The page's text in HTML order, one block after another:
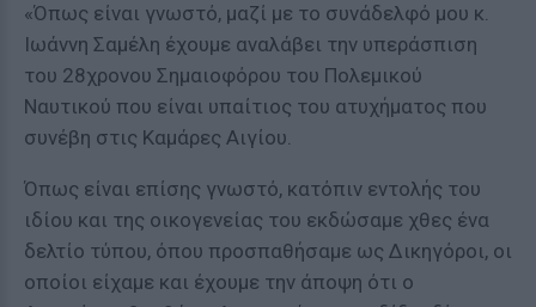
«Όπως είναι γνωστό, μαζί με το συνάδελφό μου κ.
Ιωάννη Σαμέλη έχουμε αναλάβει την υπεράσπιση
του 28χρονου Σημαιοφόρου του Πολεμικού
Ναυτικού που είναι υπαίτιος του ατυχήματος που
συνέβη στις Καμάρες Αιγίου.
Όπως είναι επίσης γνωστό, κατόπιν εντολής του
ιδίου και της οικογενείας του εκδώσαμε χθες ένα
δελτίο τύπου, όπου προσπαθήσαμε ως Δικηγόροι, οι
οποίοι είχαμε και έχουμε την άποψη ότι ο